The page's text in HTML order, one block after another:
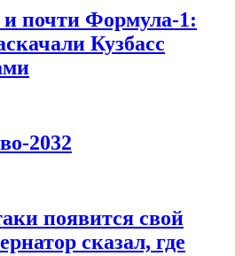
почти Формула-1:
Кузбасс
2032
появится свой
сказал, где